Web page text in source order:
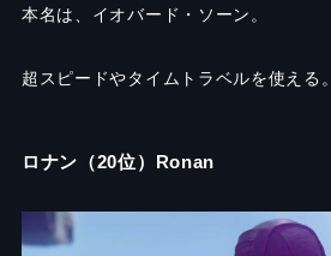
本名は、イオバード・ソーン。
超スピードやタイムトラベルを使える。
ロナン（20位）Ronan